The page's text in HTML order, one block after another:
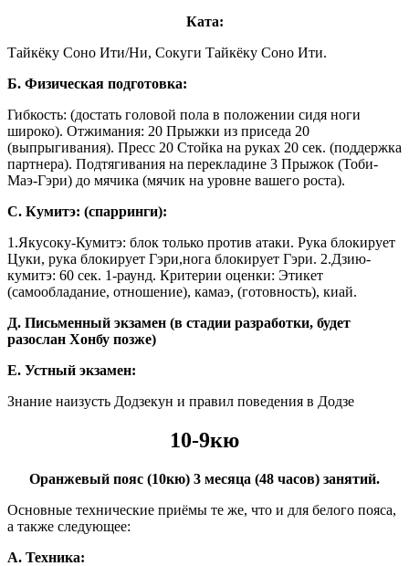
Ката:
Тайкёку Соно Ити/Ни, Сокуги Тайкёку Соно Ити.
Б. Физическая подготовка:
Гибкость: (достать головой пола в положении сидя ноги
широко). Отжимания: 20 Прыжки из приседа 20
(выпрыгивания). Пресс 20 Стойка на руках 20 сек. (поддержка
партнера). Подтягивания на перекладине 3 Прыжок (Тоби-
Маэ-Гэри) до мячика (мячик на уровне вашего роста).
С. Кумитэ: (спарринги):
1.Якусоку-Кумитэ: блок только против атаки. Рука блокирует
Цуки, рука блокирует Гэри,нога блокирует Гэри. 2.Дзию-
кумитэ: 60 сек. 1-раунд. Критерии оценки: Этикет
(самообладание, отношение), камаэ, (готовность), киай.
Д. Письменный экзамен (в стадии разработки, будет
разослан Хонбу позже)
Е. Устный экзамен:
Знание наизусть Додзекун и правил поведения в Додзе
10-9кю
Оранжевый пояс (10кю) 3 месяца (48 часов) занятий.
Основные технические приёмы те же, что и для белого пояса,
а также следующее:
А. Техника: